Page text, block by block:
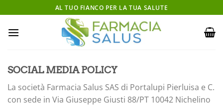
ai
contenuti
AL TUO FIANCO PER LA TUA SALUTE
SOCIAL MEDIA POLICY
La società Farmacia Salus SAS di Portalupi Pierluisa e C.
con sede in Via Giuseppe Giusti 88/PT 10042 Nichelino